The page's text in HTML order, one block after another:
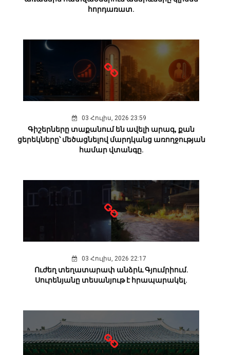
հորդառատ.
03 Հուլիս, 2026 23:59
Գիշերները տաքանում են ավելի արագ, քան
ցերեկները՝ մեծացնելով մարդկանց առողջության
համար վտանգը.
03 Հուլիս, 2026 22:17
Ուժեղ տեղատարափ անձրև Գյումրիում.
Սուրենյանը տեսանյութ է հրապարակել.